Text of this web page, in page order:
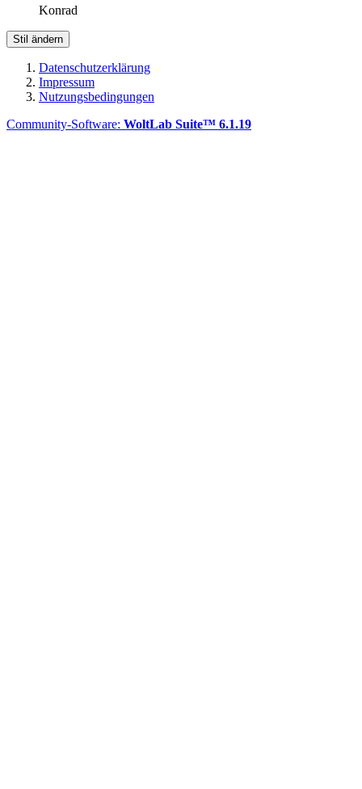
Konrad
Stil ändern
Datenschutzerklärung
Impressum
Nutzungsbedingungen
Community-Software: WoltLab Suite™ 6.1.19